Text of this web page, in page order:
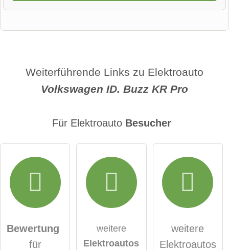
Name
Hiermit akzeptiere ich die
Datenschutzerklärunghabe ich zur Kenntnis
genommen.
öffentliche Frage stellen Abbrechen
Weiterführende Links zu Elektroauto
Volkswagen ID. Buzz KR Pro
Für Elektroauto Besucher
Bewertung
für
weitere
Elektroautos
weitere
Elektroautos